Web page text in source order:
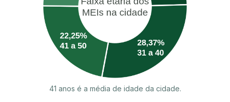
41 anos é a média de idade da cidade.